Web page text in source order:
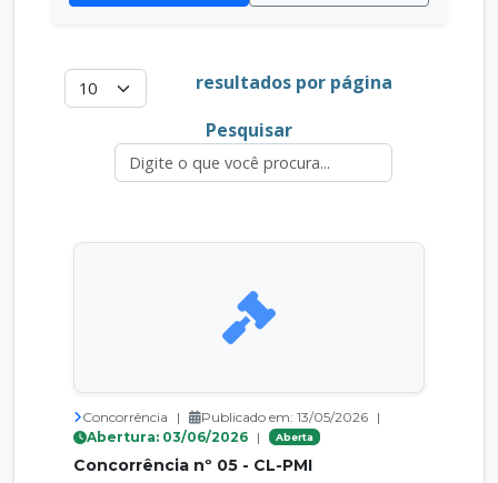
resultados por página
Pesquisar
Concorrência | Publicado em: 13/05/2026 |
Abertura: 03/06/2026 | Aberta
Concorrência nº 05 - CL-PMI